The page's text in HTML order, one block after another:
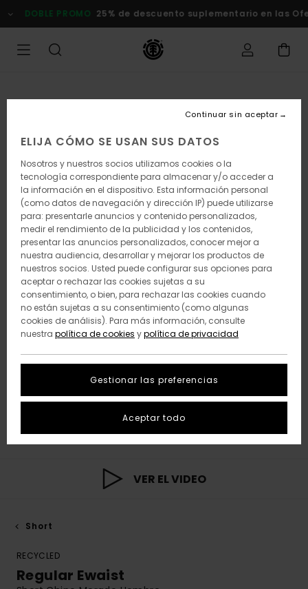
la
PROMO 25% de descuento suplementario en las Ofertas
VER EL VIDEO
Short
RECYCLED
Regular Ewaist
ELIJA CÓMO SE USAN SUS DATOS
Nosotros y nuestros socios utilizamos cookies o la
tecnología correspondiente para almacenar y/o acceder a
la información en el dispositivo. Esta información personal
(como datos de navegación y dirección IP) puede utilizarse
para: presentarle anuncios y contenido personalizados,
medir el rendimiento de la publicidad y los contenidos,
presentar las anuncios personalizados, conocer mejor a
nuestra audiencia, desarrollar y mejorar los productos de
nuestros socios. Usted puede configurar sus opciones para
aceptar o rechazar las cookies sujetas a su
consentimiento, o bien, para rechazar las cookies cuando
no están sujetas a su consentimiento (como algunas
cookies de análisis). Para más información, consulte
nuestra política de cookies ypolítica de privacidad
Gestionar las preferencias
Continuar sin aceptar
Aceptar todo